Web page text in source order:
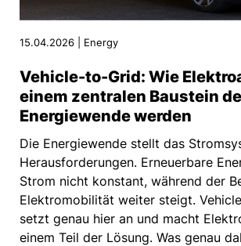
15.04.2026 | Energy
Vehicle-to-Grid: Wie
einem zentralen Baustein
Energiewende werden
Die Energiewende stellt das
Herausforderungen. Erneuerbare
Strom nicht konstant, während der
Elektromobilität weiter steigt.
setzt genau hier an und macht
einem Teil der Lösung. Was genau